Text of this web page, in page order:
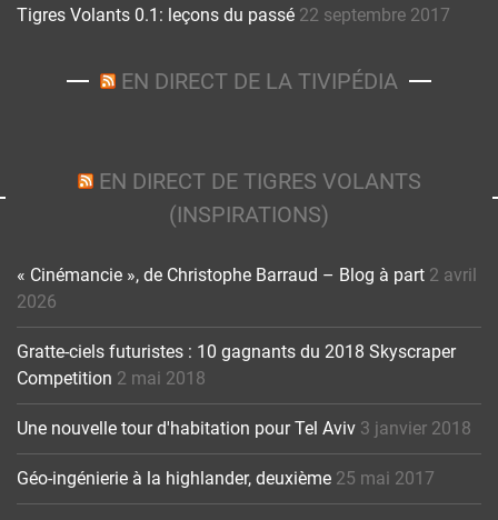
Tigres Volants 0.1: leçons du passé 22 septembre 2017
EN DIRECT DE LA TIVIPÉDIA
EN DIRECT DE TIGRES VOLANTS
(INSPIRATIONS)
« Cinémancie », de Christophe Barraud – Blog à part 2 avril
2026
Gratte-ciels futuristes : 10 gagnants du 2018 Skyscraper
Competition 2 mai 2018
Une nouvelle tour d'habitation pour Tel Aviv 3 janvier 2018
Géo-ingénierie à la highlander, deuxième 25 mai 2017